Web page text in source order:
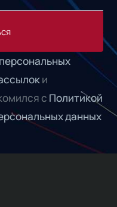
персональных
и
с Политикой
данных